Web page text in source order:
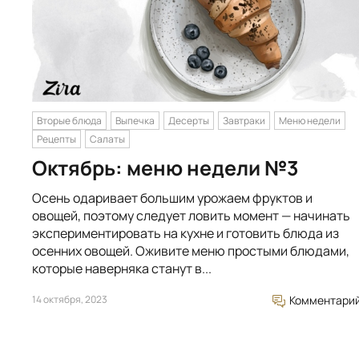
Вторые блюда Выпечка Десерты Завтраки
Меню недели
Рецепты
Салаты
Октябрь: меню недели №3
Осень одаривает большим урожаем фруктов и
овощей, поэтому следует ловить момент — начинать
экспериментировать на кухне и готовить блюда из
осенних овощей. Оживите меню простыми блюдами,
которые наверняка станут в...
14 октября, 2023